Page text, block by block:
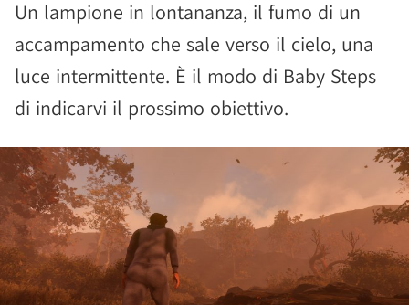
Un lampione in lontananza, il fumo di un
accampamento che sale verso il cielo, una
luce intermittente. È il modo di Baby Steps
di indicarvi il prossimo obiettivo.